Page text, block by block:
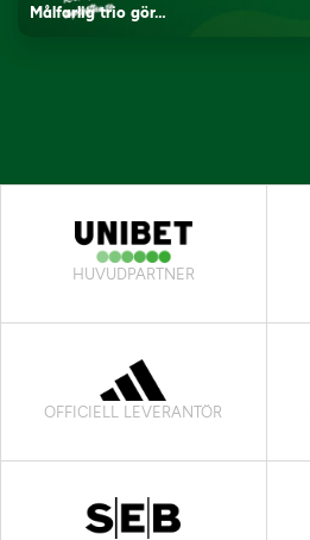
Målfarlig trio gör…
HUVUDPARTNER
OFFICIELL LEVERANTÖR